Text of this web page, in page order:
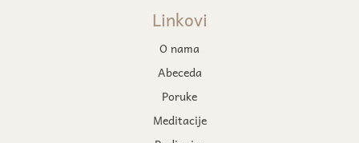
Linkovi
O nama
Abeceda
Poruke
Meditacije